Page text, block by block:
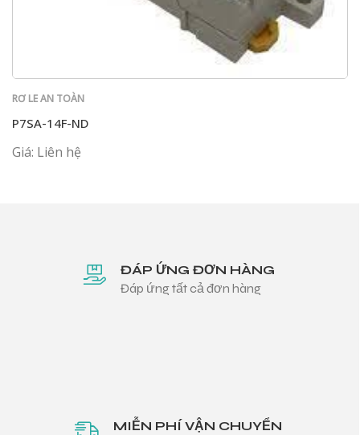
RƠ LE AN TOÀN
P7SA-14F-ND
Giá: Liên hệ
ĐÁP ỨNG ĐƠN HÀNG
Đáp ứng tất cả đơn hàng
MIỄN PHÍ VẬN CHUYỂN